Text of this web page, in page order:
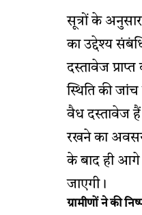
सूत्रों के
का उद्देश्य
दस्तावेज
स्थिति की
वैध दस्तावेज हैं
रखने का अवसर
के बाद ही आगे
जाएगी।
ग्रामीणों ने की